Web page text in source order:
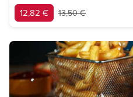
12,82 € 13,50 €